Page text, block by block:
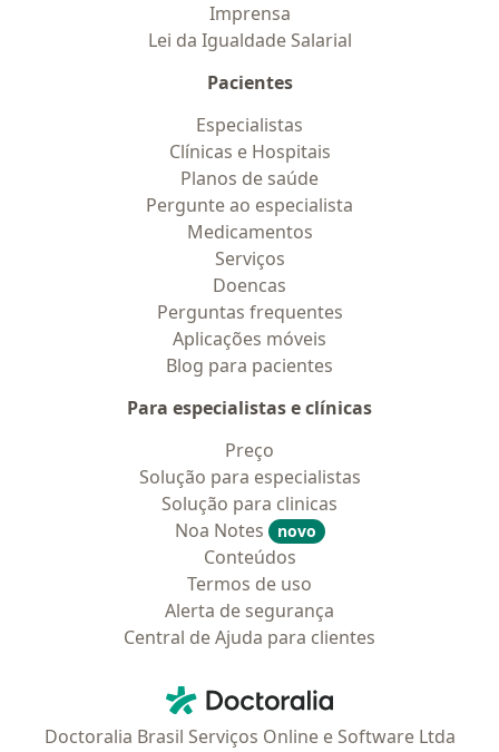
Imprensa
Lei da Igualdade Salarial
Pacientes
Especialistas
Clínicas e Hospitais
Planos de saúde
Pergunte ao especialista
Medicamentos
Serviços
Doencas
Perguntas frequentes
Aplicações móveis
Blog para pacientes
Para especialistas e clínicas
Preço
Solução para especialistas
Solução para clinicas
Noa Notes
novo
Conteúdos
Termos de uso
Alerta de segurança
Central de Ajuda para clientes
Doctoralia - Homepage
Doctoralia Brasil Serviços Online e Software Ltda